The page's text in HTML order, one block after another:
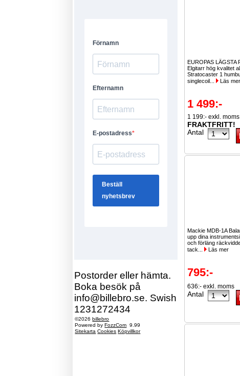
Postorder eller hämta.
Boka besök på
info@billebro.se. Swish
1231272434
©2026billebro
Powered byFozzCom 9.99
Sitekarta Cookies Köpvillkor
EUROPAS LÄGSTA
Elgitarr hög kvalitet
Stratocaster 1
singlecoil...
Läs mer
1 499:-
1 199:- exkl. moms
FRAKTFRITT!
Antal
Mackie MDB-1A
upp dina
och förläng
tack...
Läs mer
795:-
636:- exkl. moms
Antal